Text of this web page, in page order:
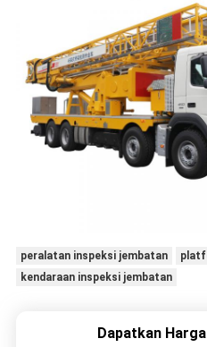
peralatan inspeksi jembatan
kendaraan inspeksi jembatan
Dapatkan